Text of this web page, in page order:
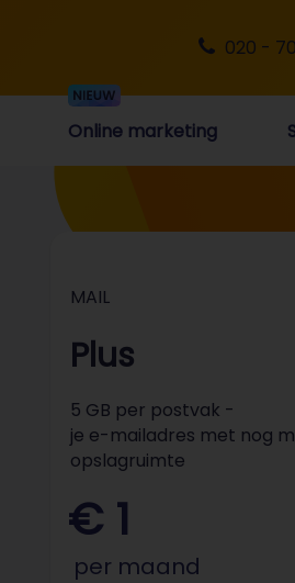
020 -
Online marketing
MAIL
Plus
5 GB per postvak -
je e-mailadres met nog
opslagruimte
€ 1
per maand